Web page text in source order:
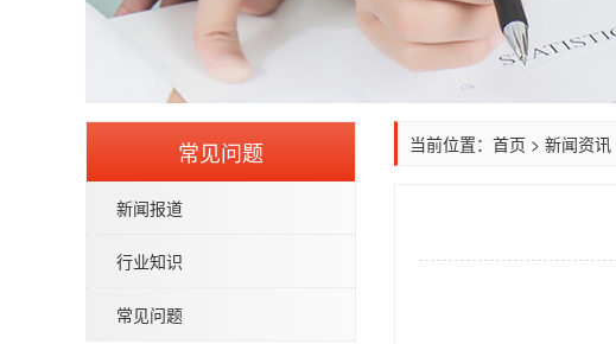
常见问题
新闻报道
行业知识
常见问题
当前位置： 首页 > 新闻资讯